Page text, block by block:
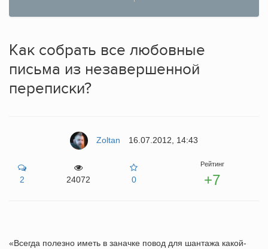
Как собрать все любовные
письма из незавершенной
переписки?
Zoltan 16.07.2012, 14:43
2 24072 0
Рейтинг
+7
«Всегда полезно иметь в заначке повод для шантажа какой-